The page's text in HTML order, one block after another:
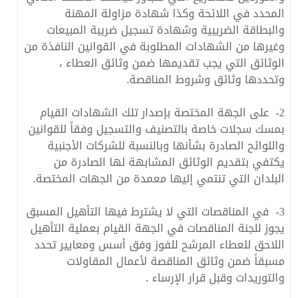
المحدد في اللائحة وكذا شهادة مزاولة المهنة
والبطاقة الضريبية وشهادة تسجيل ضريبة المبيعات
وغيرها من الشهادات المطلوبة في القوانين النافذة من
الوثائق التي يجب تقديمها ضمن وثائق العطاء ،
وتحددها وثائق وشروط المناقصة.
2- على الجهة المختصة بإصدار تلك الشهادات القيام
بمسك سجلات خاصة بالتصنيف والتسجيل وفقاً للقوانين
واللوائح الصادرة بشأنها وبالنسبة للشركات الأجنبية
يكتفي بتقديم الوثائق المشابهة لها الصادرة من
البلدان التي تنتمي إليها معمدة من الجهات المختصة.
3- في المناقصات التي لا يشترط فيها التأهيل المسبق
يجوز للجنة المناقصات في الجهة القيام بعملية التأهيل
اللاحق للعطاء المرشح للفوز وفق أسس ومعايير تحدد
مسبقاً ضمن وثائق المناقصة لأعمال المقاولات
والتوريدات وقبل قرار الإرساء .